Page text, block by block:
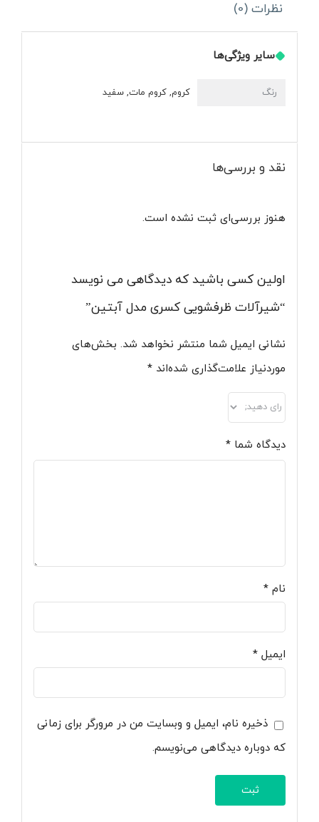
نظرات (0)
سایر ویژگی‌ها
رنگ کروم, کروم مات, سفید
نقد و بررسی‌ها
هنوز بررسی‌ای ثبت نشده است.
اولین کسی باشید که دیدگاهی می نویسد
“شیرآلات ظرفشویی کسری مدل آبتین”
نشانی ایمیل شما منتشر نخواهد شد. بخش‌های
موردنیاز علامت‌گذاری شده‌اند *
دیدگاه شما *
نام *
ایمیل *
ذخیره نام، ایمیل و وبسایت من در مرورگر برای زمانی
که دوباره دیدگاهی می‌نویسم.